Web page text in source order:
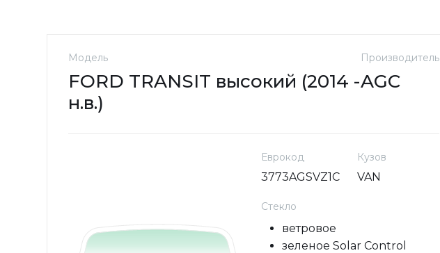
Модель
FORD TRANSIT высокий (2014 -
н.в.)
Производитель
AGC
Еврокод
3773AGSVZ1C
Кузов
VAN
Стекло
ветровое
зеленое Solar Control